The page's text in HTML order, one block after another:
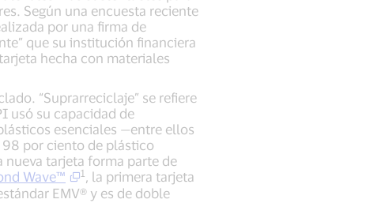
Según una encuesta reciente
por una firma de
que su institución financiera
hecha con materiales
“Suprarreciclaje” se refiere
usó su capacidad de
esenciales —entre ellos
98 por ciento de plástico
tarjeta forma parte de
Wave™ 1 , la primera tarjeta
EMV® y es de doble